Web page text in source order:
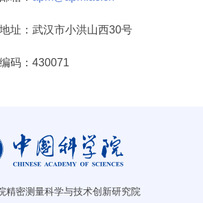
：武汉市小洪山西30号
： 430071
精密测量科学与技术创新研究院